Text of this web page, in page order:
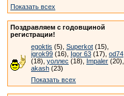
Показать всех
Поздравляем с годовщиной
регистрации!
egoktis (5), Superkot (15),
igrok99 (16), Igor 63 (17), od74
(18), уоллес (18), Impaler (20),
akash (23)
Показать всех